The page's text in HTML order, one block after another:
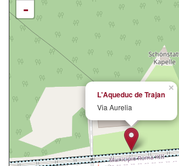
×
L'Aqueduc de Trajan
Via Aurelia
-